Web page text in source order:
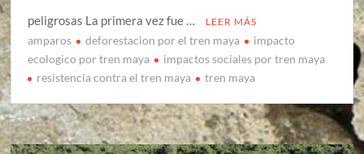
peligrosas La primera vez fue …
LEER MÁS
amparos deforestacion por el tren maya
impacto
ecologico por tren maya
impactos sociales por tren maya
resistencia contra el tren maya
tren maya